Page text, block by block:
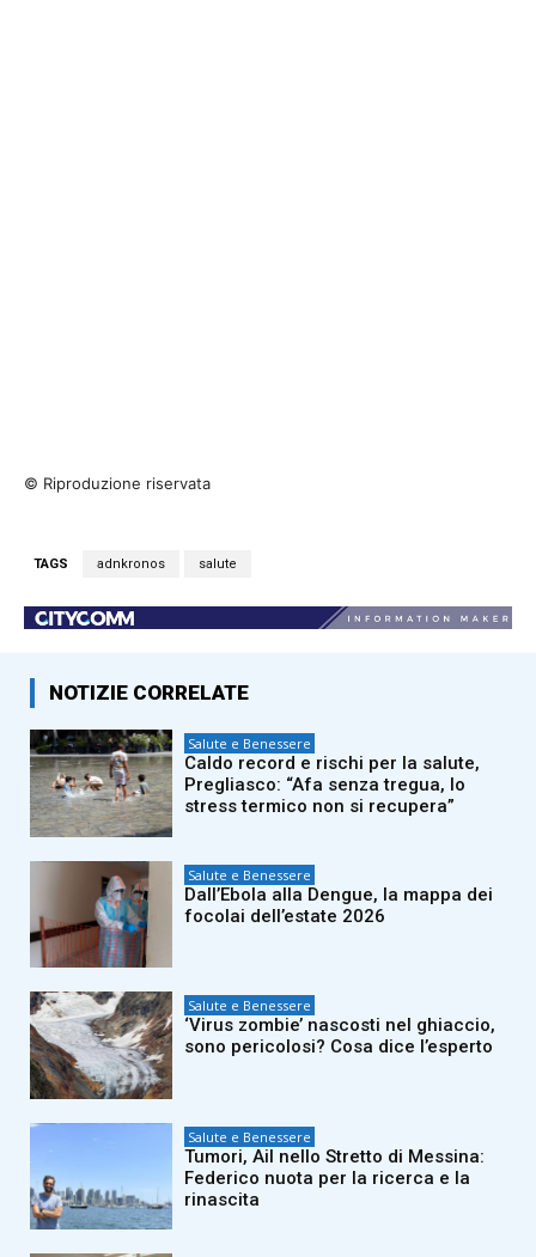
© Riproduzione riservata
TAGS adnkronos salute
NOTIZIE CORRELATE
Salute e Benessere
Caldo record e rischi per la salute,
Pregliasco: “Afa senza tregua, lo
stress termico non si recupera”
Salute e Benessere
Dall’Ebola alla Dengue, la mappa dei
focolai dell’estate 2026
Salute e Benessere
‘Virus zombie’ nascosti nel ghiaccio,
sono pericolosi? Cosa dice l’esperto
Salute e Benessere
Tumori, Ail nello Stretto di Messina:
Federico nuota per la ricerca e la
rinascita